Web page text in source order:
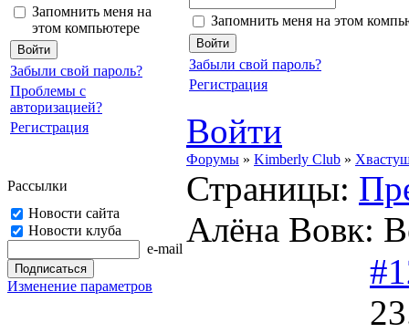
Запомнить меня на
этом компьютере
Забыли свой пароль?
Проблемы с
авторизацией?
Регистрация
Рассылки
Новости сайта
Новости клуба
e-mail
Изменение параметров
Запомнить меня на этом
Забыли свой пароль?
Регистрация
Войти
Форумы » Kimberly Club »
Страницы:
Алёна Вовк: